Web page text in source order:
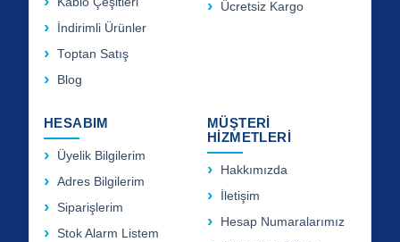
İndirimli Ürünler
Toptan Satış
Blog
Ücretsiz Kargo
HESABIM
Üyelik Bilgilerim
Adres Bilgilerim
Siparişlerim
Stok Alarm Listem
MÜŞTERİ
HİZMETLERİ
Hakkımızda
İletişim
Hesap Numaralarımız